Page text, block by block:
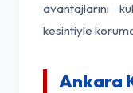
avantajlarını
kesintiyle
Ankara